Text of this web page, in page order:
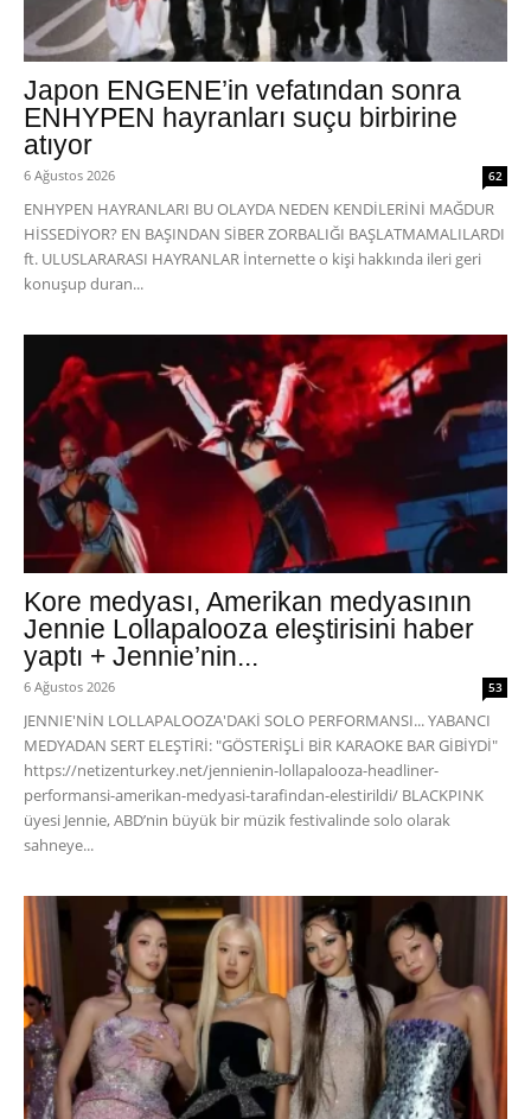
Japon ENGENE’in vefatından sonra
ENHYPEN hayranları suçu birbirine
atıyor
6 Ağustos 2026 62
ENHYPEN HAYRANLARI BU OLAYDA NEDEN KENDİLERİNİ MAĞDUR
HİSSEDİYOR? EN BAŞINDAN SİBER ZORBALIĞI BAŞLATMAMALILARDI
ft. ULUSLARARASI HAYRANLAR İnternette o kişi hakkında ileri geri
konuşup duran...
Kore medyası, Amerikan medyasının
Jennie Lollapalooza eleştirisini haber
yaptı + Jennie’nin...
6 Ağustos 2026 53
JENNIE'NİN LOLLAPALOOZA'DAKİ SOLO PERFORMANSI... YABANCI
MEDYADAN SERT ELEŞTİRİ: "GÖSTERİŞLİ BİR KARAOKE BAR GİBİYDİ"
https://netizenturkey.net/jennienin-lollapalooza-headliner-
performansi-amerikan-medyasi-tarafindan-elestirildi/ BLACKPINK
üyesi Jennie, ABD’nin büyük bir müzik festivalinde solo olarak
sahneye...